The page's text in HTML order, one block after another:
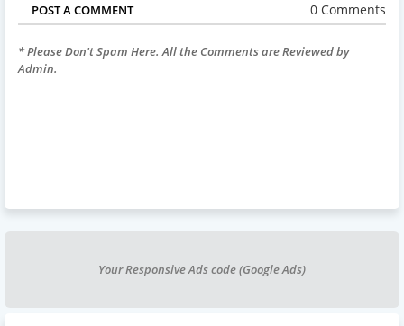
POST A COMMENT 0 Comments
* Please Don't Spam Here. All the Comments are Reviewed by
Admin.
Your Responsive Ads code (Google Ads)